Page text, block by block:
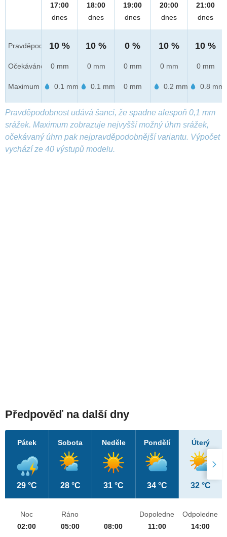
Pravděpod.
Očekáváno
Maximum
17:00
dnes
10 %
0 mm
0.1 mm
18:00
dnes
10 %
0 mm
0.1 mm
19:00
dnes
0 %
0 mm
0 mm
20:00
dnes
10 %
0 mm
0.2 mm
21:00
dnes
10 %
0 mm
0.8 mm
Pravděpodobnost udává šanci, že spadne alespoň 0,1 mm
srážek. Maximum zobrazuje nejvyšší možný úhrn srážek,
očekávaný úhrn pak nejpravděpodobnější variantu. Výpočet
vychází ze 40 výstupů modelu.
Předpověď na další dny
Pátek
29 °C
Sobota
28 °C
Neděle
31 °C
Pondělí
34 °C
Úterý
32 °C
Noc
02:00
Ráno
05:00
08:00
Dopoledne
11:00
Odpoledne
14:00